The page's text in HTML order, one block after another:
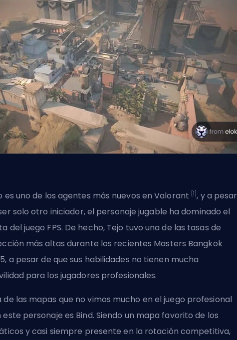
es uno de los agentes más nuevos en Valorant [1] , y a pesar
solo otro iniciador, el personaje jugable ha dominado el
del juego FPS. De hecho, Tejo tuvo una de las tasas de
más altas durante los recientes Masters Bangkok
, a pesar de que sus habilidades no tienen mucha
para los jugadores profesionales.
de las mapas que no vimos mucho en el juego profesional
este personaje es Bind. Siendo un mapa favorito de los
y casi siempre presente en la rotación competitiva,